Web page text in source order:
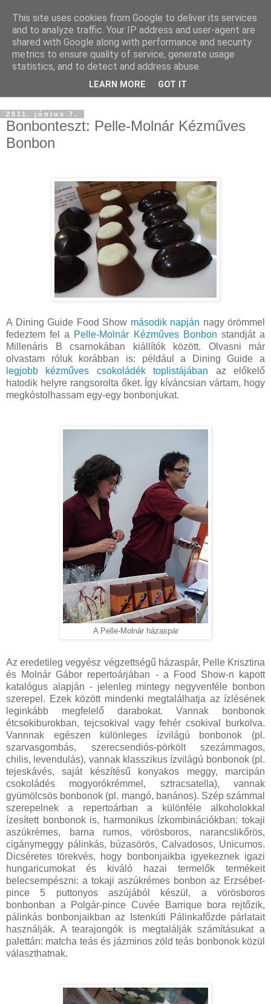
2011. június 7.
Bonbonteszt: Pelle-Molnár Kézműves
Bonbon
A Dining Guide Food Show második napján nagy örömmel
fedeztem fel a Pelle-Molnár Kézműves Bonbon standját a
Millenáris B csarnokában kiállítók között. Olvasni már
olvastam róluk korábban is: például a Dining Guide a
legjobb kézműves csokoládék toplistájában az előkelő
hatodik helyre rangsorolta őket. Így kíváncsian vártam, hogy
megkóstolhassam egy-egy bonbonjukat.
A Pelle-Molnár házaspár
Az eredetileg vegyész végzettségű házaspár, Pelle Krisztina
és Molnár Gábor repertoárjában - a Food Show-n kapott
katalógus alapján - jelenleg mintegy negyvenféle bonbon
szerepel. Ezek között mindenki megtalálhatja az ízlésének
leginkább megfelelő darabokat. Vannak bonbonok
étcsokiburokban, tejcsokival vagy fehér csokival burkolva.
Vannnak egészen különleges ízvilágú bonbonok (pl.
szarvasgombás, szerecsendiós-pörkölt szezámmagos,
chilis, levendulás), vannak klasszikus ízvilágú bonbonok (pl.
tejeskávés, saját készítésű konyakos meggy, marcipán
csokoládés mogyorókrémmel, sztracsatella), vannak
gyümölcsös bonbonok (pl. mangó, banános). Szép számmal
szerepelnek a repertoárban a különféle alkoholokkal
ízesített bonbonok is, harmonikus ízkombinációkban: tokaji
aszúkrémes, barna rumos, vörösboros, narancslikőrös,
cigánymeggy pálinkás, búzasörös, Calvadosos, Unicumos.
Dicséretes törekvés, hogy bonbonjaikba igyekeznek igazi
hungaricumokat és kiváló hazai termelők termékeit
belecsempészni: a tokaji aszúkrémes bonbon az Erzsébet-
pince 5 puttonyos aszújából készül, a vörösboros
bonbonban a Polgár-pince Cuvée Barrique bora rejtőzik,
pálinkás bonbonjaikban az Istenkúti Pálinkafőzde párlatait
használják. A tearajongók is megtalálják számításukat a
palettán: matcha teás és jázminos zöld teás bonbonok közül
választhatnak.
This site uses cookies from Google to deliver its services
and to analyze traffic. Your IP address and user-agent are
shared with Google along with performance and security
metrics to ensure quality of service, generate usage
statistics, and to detect and address abuse.
LEARN MORE GOT IT